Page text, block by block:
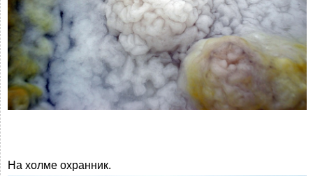
На холме охранник.